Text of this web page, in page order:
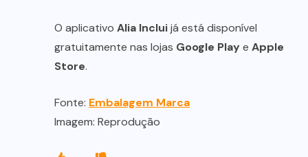
O aplicativo Alia Incluijá está disponível
gratuitamente nas lojas Google Playe Apple
Store.
Fonte: Embalagem Marca
Imagem: Reprodução